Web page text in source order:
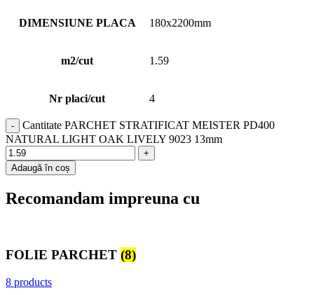
DIMENSIUNE PLACA 180x2200mm
m2/cut 1.59
Nr placi/cut 4
Cantitate PARCHET STRATIFICAT MEISTER PD400
NATURAL LIGHT OAK LIVELY 9023 13mm
Adaugă în coș
Recomandam impreuna cu
FOLIE PARCHET (8)
8 products